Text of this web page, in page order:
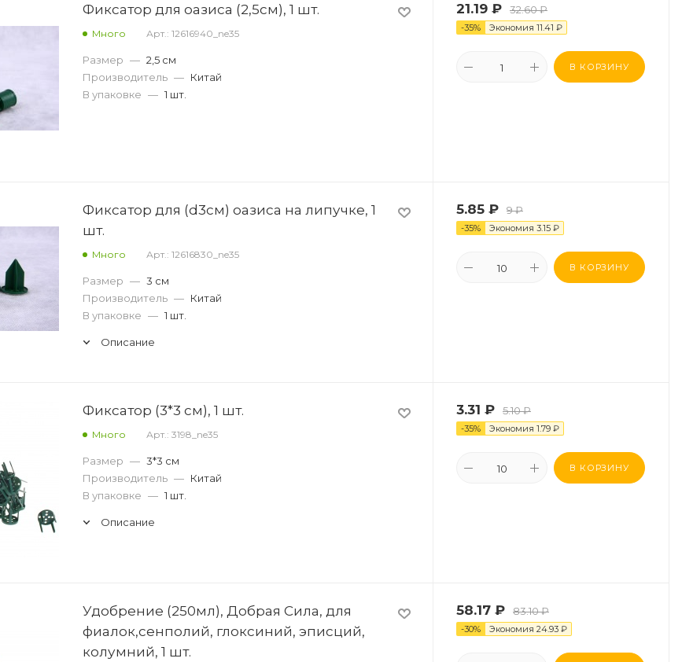
Фиксатор для оазиса (2,5см), 1 шт.
Много Арт.: 12616940_ne35
Размер — 2,5 см
Производитель — Китай
В упаковке — 1 шт.
21.19 ₽ 32.60₽
-35% Экономия 11.41 ₽
В КОРЗИНУ
Фиксатор для (d3см) оазиса на липучке, 1
шт.
Много Арт.: 12616830_ne35
Размер — 3 см
Производитель — Китай
В упаковке — 1 шт.
Описание
5.85 ₽ 9₽
-35% Экономия 3.15 ₽
В КОРЗИНУ
Фиксатор (3*3 см), 1 шт.
Много Арт.: 3198_ne35
Размер — 3*3 см
Производитель — Китай
В упаковке — 1 шт.
Описание
3.31 ₽ 5.10₽
-35% Экономия 1.79 ₽
В КОРЗИНУ
Удобрение (250мл), Добрая Сила, для
фиалок,сенполий, глоксиний, эписций,
колумний, 1 шт.
58.17 ₽ 83.10₽
-30% Экономия 24.93 ₽